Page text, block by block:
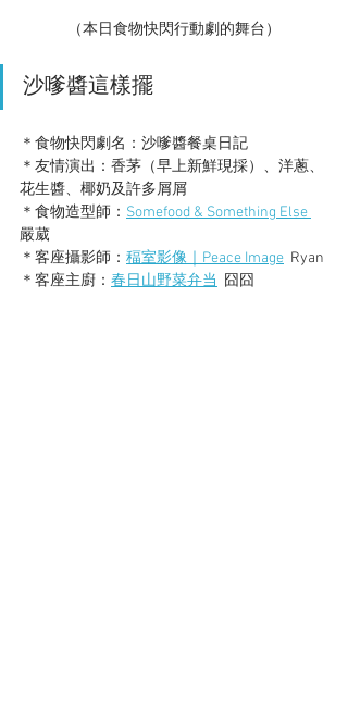
（本日食物快閃行動劇的舞台）
沙嗲醬這樣擺
＊食物快閃劇名：沙嗲醬餐桌日記
＊友情演出：香茅（早上新鮮現採）、洋蔥、
花生醬、椰奶及許多屑屑
＊食物造型師： Somefood & Something Else
嚴葳
＊客座攝影師： 稫室影像｜Peace Image
  Ryan
＊客座主廚： 春日山野菜弁当
  囧囧